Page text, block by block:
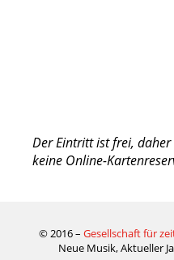
Der Eintritt ist frei,
keine Online-
© 2016 – Gesellschaft für
Neue Musik, Aktueller